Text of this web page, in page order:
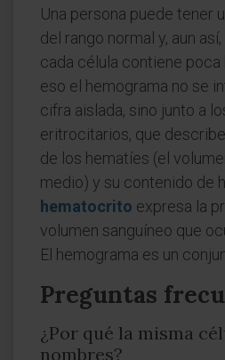
Una persona puede tener
del rango normal y, aun
cada célula contiene poca
eso el hemograma no se
cifra aislada, sino junto a
eritrocitarios, que
de los hematíes (el
medio) y su contenido de
hematocrito expresa la
volumen sanguíneo que
El hemograma es un
Preguntas
¿Por qué la misma
nombres?